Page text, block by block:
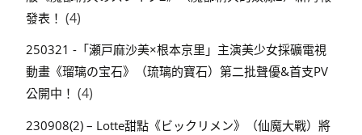
發表！ (4)
250321 -「瀬戸麻沙美×根本京里」主演美少女採礦電視
動畫《瑠璃の宝石》（琉璃的寶石）第二批聲優&首支PV
公開中！ (4)
230908(2) – Lotte甜點《ビックリメン》（仙魔大戰）將